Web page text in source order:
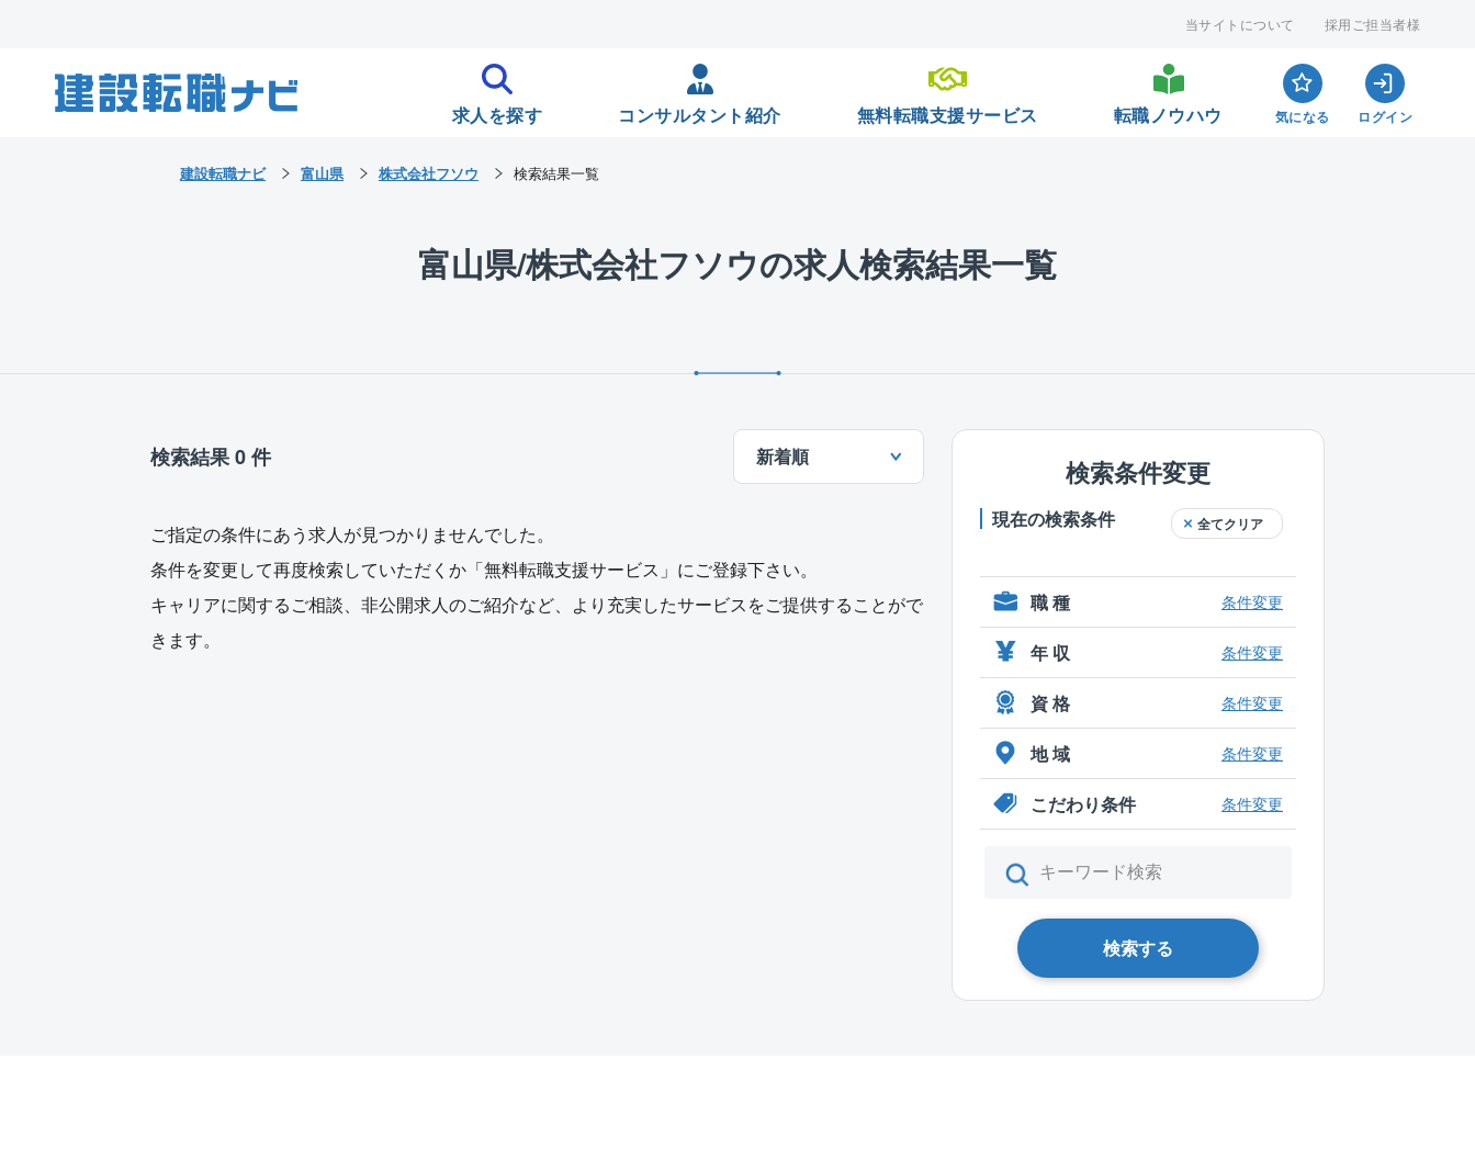
当サイトについて 採用ご担当者様
求人を探す コンサルタント紹介 無料転職支援サービス 転職ノウハウ 気になる ログイン
富山県/株式会社フソウの求人検索結果一覧
検索結果 0 件 新着順
ご指定の条件にあう求人が見つかりませんでした。
条件を変更して再度検索していただくか「無料転職支援サービス」にご登録下さい。
キャリアに関するご相談、非公開求人のご紹介など、より充実したサービスをご提供することがで
きます。
検索条件変更
現在の検索条件 全てクリア
職 種 条件変更
年 収 条件変更
資 格 条件変更
地 域 条件変更
こだわり条件 条件変更
検索する
建設転職ナビ 富山県 株式会社フソウ 検索結果一覧